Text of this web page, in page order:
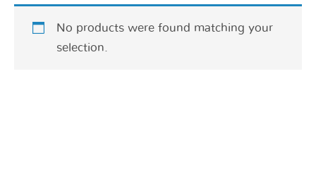
No products were found matching your
selection.